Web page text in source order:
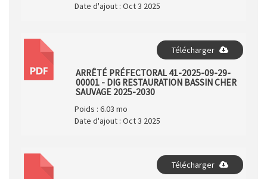
Date d'ajout : Oct 3 2025
PDF
Télécharger
ARRÊTÉ PRÉFECTORAL 41-2025-09-29-
00001 - DIG RESTAURATION BASSIN CHER
SAUVAGE 2025-2030
Poids : 6.03 mo
Date d'ajout : Oct 3 2025
Télécharger